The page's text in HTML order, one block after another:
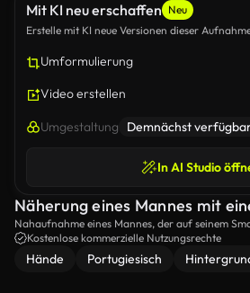
Mit KI neu erschaffen Neu
Erstelle mit KI neue Versionen dieser
Umformulierung
Video erstellen
Umgestaltung Demnächst
In AI Studio
Näherung eines Mannes mit
Nahaufnahme eines Mannes, der auf seinem
Straße tipt.
Kostenlose kommerzielle Nutzungsrechte
Hände Portugiesisch